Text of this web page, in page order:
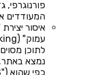
פורנוגרפי,
המעודדים
איסור
לתוכן
נמצא